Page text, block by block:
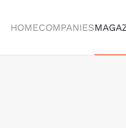
HOMECOMPANIES